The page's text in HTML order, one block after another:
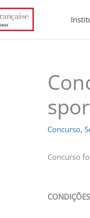
Concurso,
Concurso